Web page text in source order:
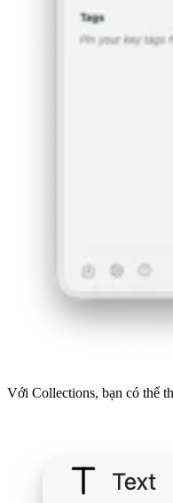
Với Collections, bạn có thể